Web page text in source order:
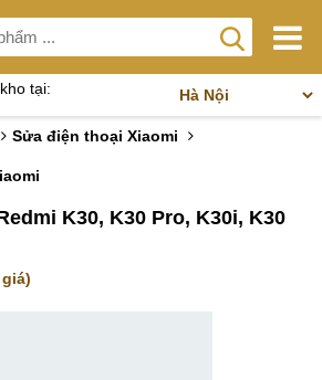
tại:
Sửa điện thoại Xiaomi
K30, K30 Pro, K30i, K30